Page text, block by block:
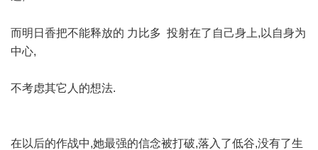
而明日香把不能释放的 力比多 投射在了自己身上,以自身为
中心,
不考虑其它人的想法.
在以后的作战中,她最强的信念被打破,落入了低谷,没有了生